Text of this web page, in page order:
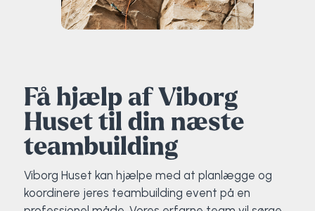
Få hjælp af Viborg
Huset til din næste
teambuilding
Viborg Huset kan hjælpe med at planlægge og
koordinere jeres teambuilding event på en